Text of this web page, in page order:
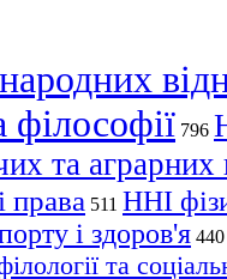
філософії 796
та аграрних
права 511 ННІ
і здоров'я 440
та